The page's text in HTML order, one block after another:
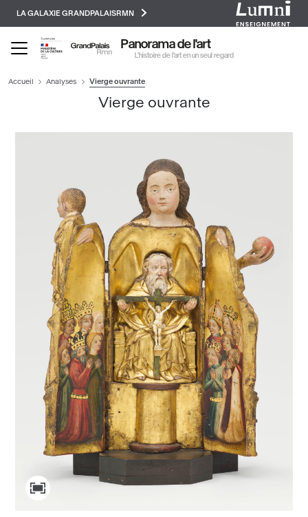
principal
LA GALAXIE GRANDPALAISRMN
Panorama de l'art
L’histoire de l’art en un seul regard
Accueil Analyses Vierge ouvrante
Vierge ouvrante